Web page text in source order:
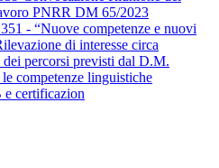
PNRR DM 65/2023
- “Nuove competenze e nuovi
di interesse circa
dei percorsi previsti dal D.M.
competenze linguistiche
e certificazion